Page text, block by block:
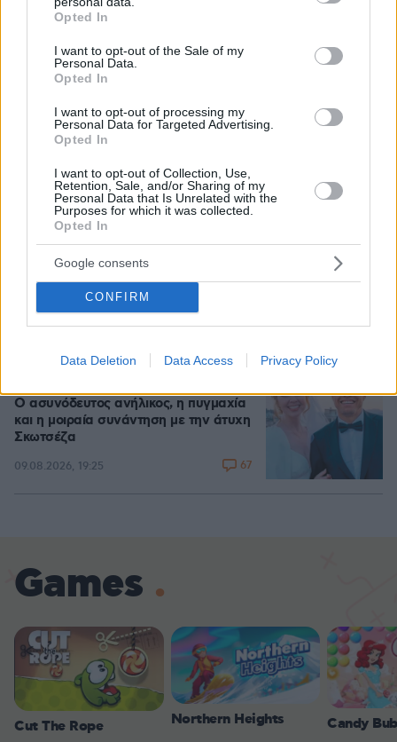
grant or deny consent to Google and its third-party tags to
use your data for below specified purposes in below Google
consent section.
Opted In
I want to opt-out of the Sale of my
Personal Data.
Opted In
I want to opt-out of processing my
Personal Data for Targeted Advertising.
Opted In
I want to opt-out of Collection, Use,
Retention, Sale, and/or Sharing of my
Personal Data that Is Unrelated with the
Purposes for which it was collected.
Opted In
Google consents
CONFIRM
Data Deletion Data Access Privacy Policy
Loaded
Πώς ο Μέγας Αλέξανδρος συνέτριψε
τους Ιλλυριούς: Οι μεγάλες νίκες του
Έλληνα στρατηλάτη στα Βαλκάνια
09.08.2026, 18:54 92
Πλεύρης στο Breitbart: Η επανεκλογή
Τραμπ άλλαξε τη μεταναστευτική
πολιτική σε ΗΠΑ και Ευρώπη - Η
ανάρτηση του Αμερικανού προέδρου
με τη συνέντευξη του Έλληνα
Από τη Μόρια στην Κυψέλη: Η
Ο ασυνόδευτος ανήλικος, η πυγμαχία
και η μοιραία συνάντηση με την άτυχη
Σκωτσέζα
09.08.2026, 19:25 67
Games
Cut The Rope Northern Heights Candy